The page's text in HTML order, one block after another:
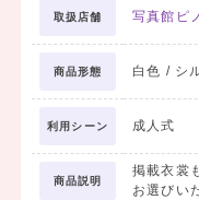
取扱店舗 写真館ピ
商品形態 白色 / シ
利用シーン 成人式
商品説明
掲載衣裳
お選びい